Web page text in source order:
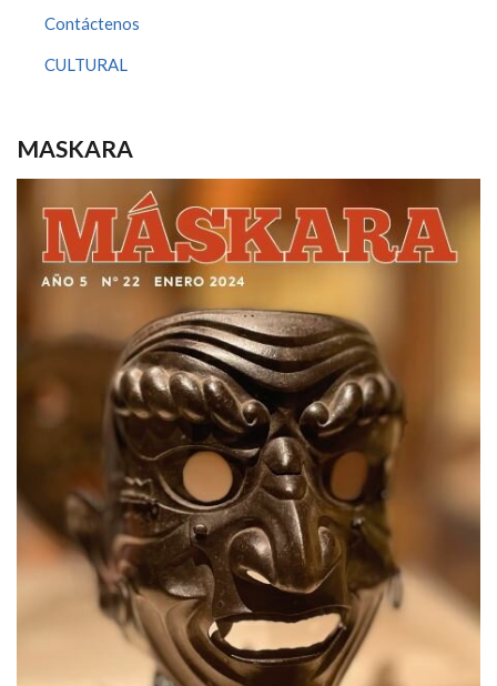
Contáctenos
CULTURAL
MASKARA